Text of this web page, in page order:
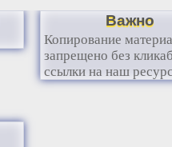
Важно
Копирование
запрещено без
ссылки на наш